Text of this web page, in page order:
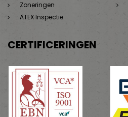
Zoneringen
ATEX Inspectie
CERTIFICERINGEN